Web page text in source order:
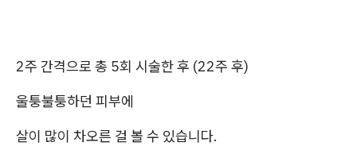
2주 간격으로 총 5회 시술한 후 (22주 후)
울퉁불퉁하던 피부에
살이 많이 차오른 걸 볼 수 있습니다.